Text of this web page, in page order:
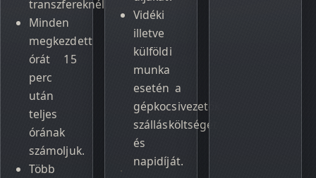
transzfereknél.
Minden
megkezdett
órát 15
perc
után
teljes
órának
számoljuk.
Több
Vidéki
illetve
külföldi
munka
esetén a
gépkocsivezetők
szállásköltségét
és
napidíját.